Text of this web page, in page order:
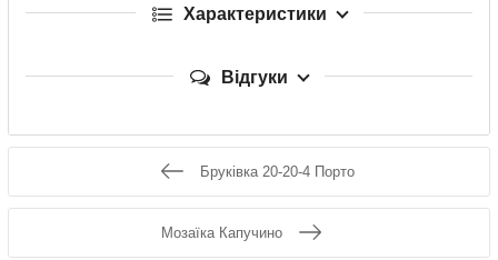
Характеристики
Відгуки
Бруківка 20-20-4 Порто
Мозаїка Капучино